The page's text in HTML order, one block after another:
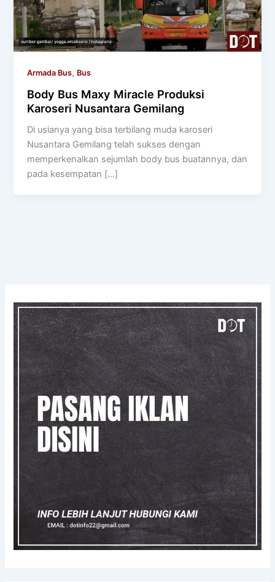
Armada Bus, Bus
Body Bus Maxy Miracle Produksi
Karoseri Nusantara Gemilang
Di usianya yang bisa terbilang muda karoseri
Nusantara Gemilang telah sukses dengan
memperkenalkan sejumlah body bus buatannya, dan
pada kesempatan […]